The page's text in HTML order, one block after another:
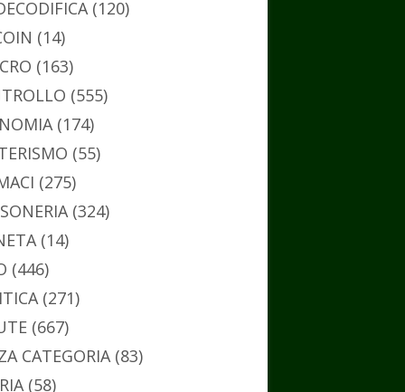
(120)
(14)
(163)
(555)
(174)
(55)
(275)
(324)
(14)
(446)
(271)
(667)
CATEGORIA(83)
(58)